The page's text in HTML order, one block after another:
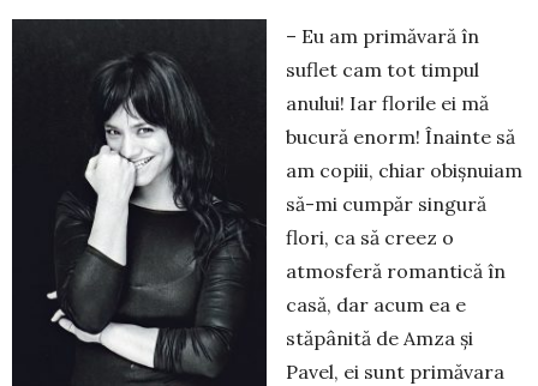
– Eu am primăvară în
suflet cam tot timpul
anu­lui! Iar florile ei mă
bucură enorm! Înainte să
am co­piii, chiar obișnuiam
să-mi cumpăr singură
flori, ca să creez o
atmosferă romantică în
casă, dar acum ea e
stăpânită de Amza și
Pavel, ei sunt pri­mă­vara